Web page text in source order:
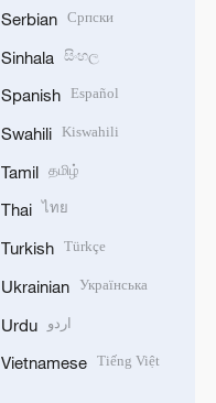
Serbian Српски
Sinhala සිංහල
Spanish Español
Swahili Kiswahili
Tamil தமிழ்
Thai ไทย
Turkish Türkçe
Ukrainian Українська
Urdu اردو
Vietnamese Tiếng Việt